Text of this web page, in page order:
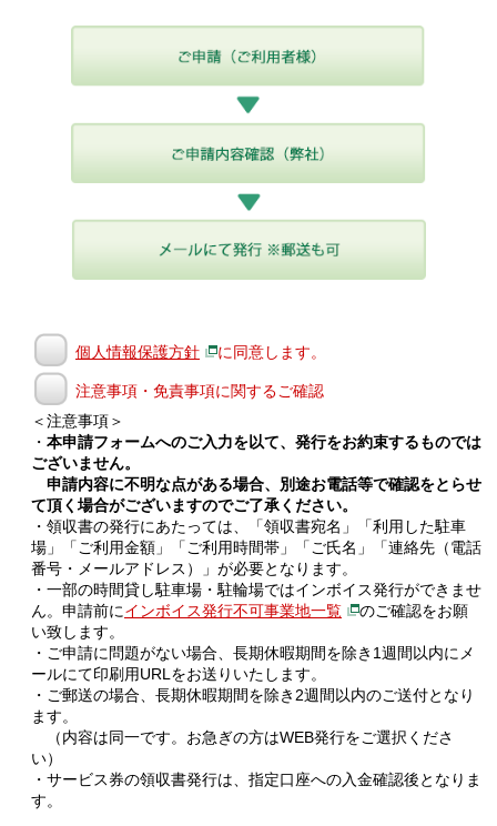
個人情報保護方針 に同意します。
注意事項・免責事項に関するご確認
＜注意事項＞
・ 本申請フォームへのご入力を以て、発行をお約束するものでは
ございません。
申請内容に不明な点がある場合、別途お電話等で確認をとらせ
て頂く場合がございますのでご了承ください。
・領収書の発行にあたっては、「領収書宛名」「利用した駐車
場」「ご利用金額」「ご利用時間帯」「ご氏名」「連絡先（電話
番号・メールアドレス）」が必要となります。
・一部の時間貸し駐車場・駐輪場ではインボイス発行ができませ
ん。申請前にインボイス発行不可事業地一覧
のご確認をお願
い致します。
・ご申請に問題がない場合、長期休暇期間を除き1週間以内にメ
ールにて印刷用URLをお送りいたします。
・ご郵送の場合、長期休暇期間を除き2週間以内のご送付となり
ます。
（内容は同一です。お急ぎの方はWEB発行をご選択くださ
い）
・サービス券の領収書発行は、指定口座への入金確認後となりま
す。